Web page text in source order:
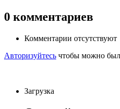
0 комментариев
Комментарии отсутствуют
Авторизуйтесь чтобы можно
Загрузка